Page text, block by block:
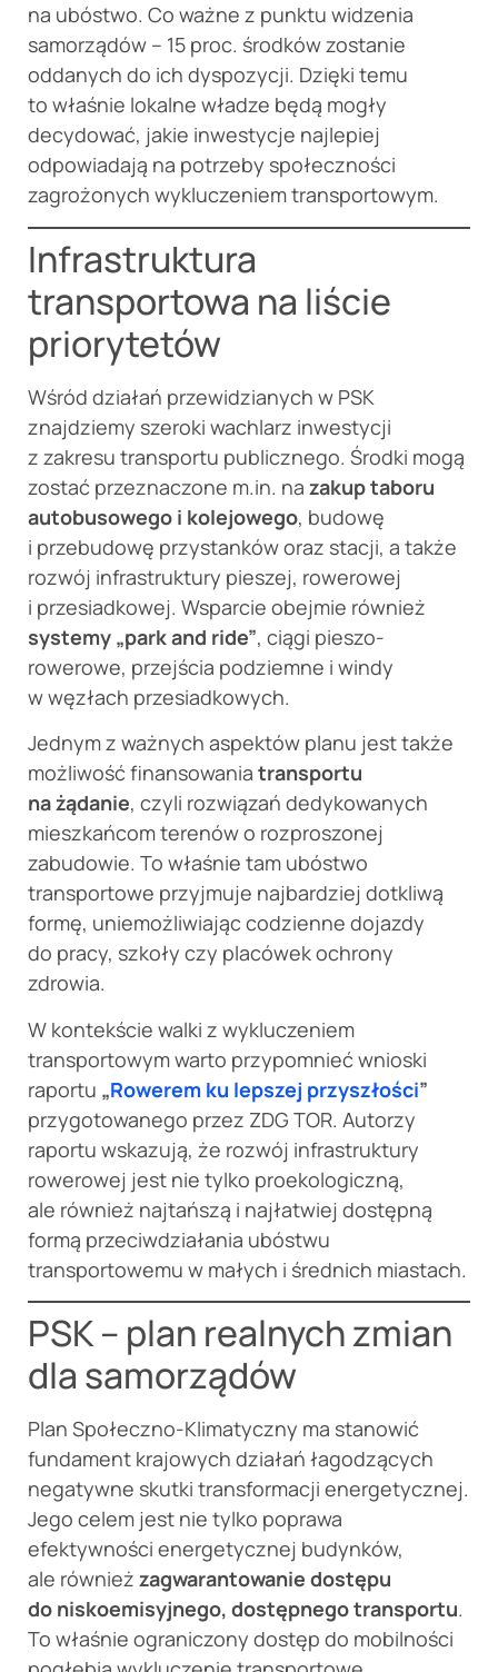
na ubóstwo. Co ważne z punktu widzenia
samorządów – 15 proc. środków zostanie
oddanych do ich dyspozycji. Dzięki temu
to właśnie lokalne władze będą mogły
decydować, jakie inwestycje najlepiej
odpowiadają na potrzeby społeczności
zagrożonych wykluczeniem transportowym.
Infrastruktura
transportowa na liście
priorytetów
Wśród działań przewidzianych w PSK
znajdziemy szeroki wachlarz inwestycji
z zakresu transportu publicznego. Środki mogą
zostać przeznaczone m.in. na zakup taboru
autobusowego i kolejowego, budowę
i przebudowę przystanków oraz stacji, a także
rozwój infrastruktury pieszej, rowerowej
i przesiadkowej. Wsparcie obejmie również
systemy „park and ride”, ciągi pieszo-
rowerowe, przejścia podziemne i windy
w węzłach przesiadkowych.
Jednym z ważnych aspektów planu jest także
możliwość finansowania transportu
na żądanie, czyli rozwiązań dedykowanych
mieszkańcom terenów o rozproszonej
zabudowie. To właśnie tam ubóstwo
transportowe przyjmuje najbardziej dotkliwą
formę, uniemożliwiając codzienne dojazdy
do pracy, szkoły czy placówek ochrony
zdrowia.
W kontekście walki z wykluczeniem
transportowym warto przypomnieć wnioski
raportu „Rowerem ku lepszej przyszłości”
przygotowanego przez ZDG TOR. Autorzy
raportu wskazują, że rozwój infrastruktury
rowerowej jest nie tylko proekologiczną,
ale również najtańszą i najłatwiej dostępną
formą przeciwdziałania ubóstwu
transportowemu w małych i średnich miastach.
PSK – plan realnych zmian
dla samorządów
Plan Społeczno-Klimatyczny ma stanowić
fundament krajowych działań łagodzących
negatywne skutki transformacji energetycznej.
Jego celem jest nie tylko poprawa
efektywności energetycznej budynków,
ale również zagwarantowanie dostępu
do niskoemisyjnego, dostępnego transportu.
To właśnie ograniczony dostęp do mobilności